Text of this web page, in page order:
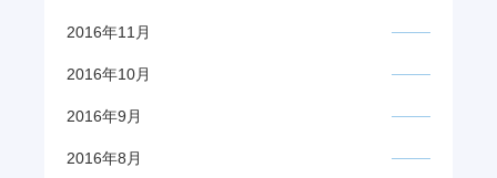
2016年11月
2016年10月
2016年9月
2016年8月